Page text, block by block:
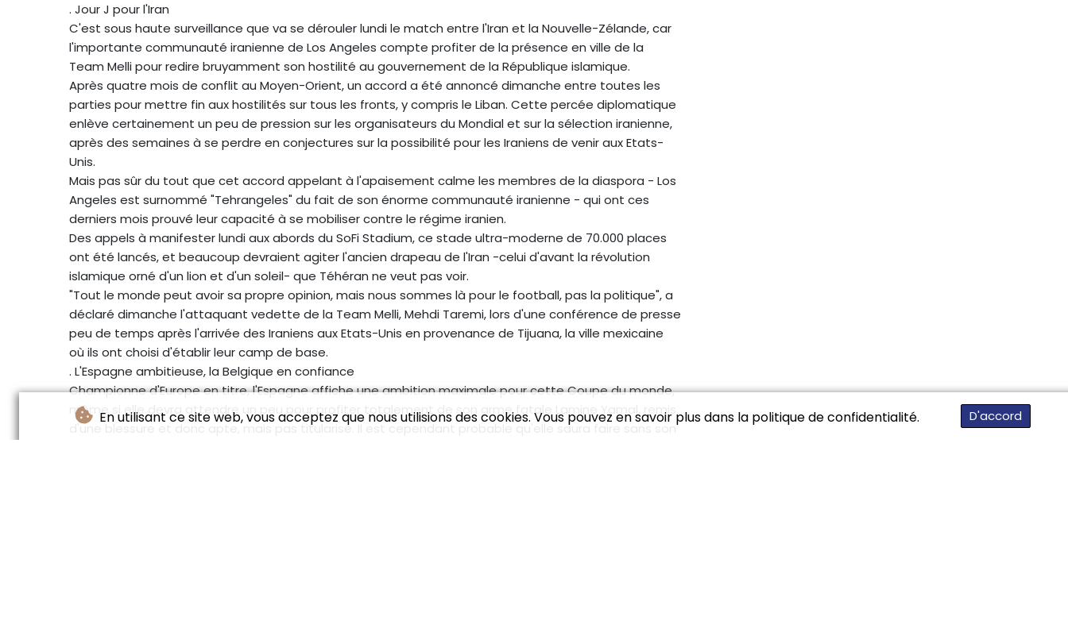
En utilisant ce site web, vous acceptez que nous utilisions des cookies. Vous pouvez en savoir plus dans la politique de confidentialité. D'accord
. Jour J pour l'Iran
C'est sous haute surveillance que va se dérouler lundi le match entre l'Iran et la Nouvelle-Zélande, car
l'importante communauté iranienne de Los Angeles compte profiter de la présence en ville de la
Team Melli pour redire bruyamment son hostilité au gouvernement de la République islamique.
Après quatre mois de conflit au Moyen-Orient, un accord a été annoncé dimanche entre toutes les
parties pour mettre fin aux hostilités sur tous les fronts, y compris le Liban. Cette percée diplomatique
enlève certainement un peu de pression sur les organisateurs du Mondial et sur la sélection iranienne,
après des semaines à se perdre en conjectures sur la possibilité pour les Iraniens de venir aux Etats-
Unis.
Mais pas sûr du tout que cet accord appelant à l'apaisement calme les membres de la diaspora - Los
Angeles est surnommé "Tehrangeles" du fait de son énorme communauté iranienne - qui ont ces
derniers mois prouvé leur capacité à se mobiliser contre le régime iranien.
Des appels à manifester lundi aux abords du SoFi Stadium, ce stade ultra-moderne de 70.000 places
ont été lancés, et beaucoup devraient agiter l'ancien drapeau de l'Iran -celui d'avant la révolution
islamique orné d'un lion et d'un soleil- que Téhéran ne veut pas voir.
"Tout le monde peut avoir sa propre opinion, mais nous sommes là pour le football, pas la politique", a
déclaré dimanche l'attaquant vedette de la Team Melli, Mehdi Taremi, lors d'une conférence de presse
peu de temps après l'arrivée des Iraniens aux Etats-Unis en provenance de Tijuana, la ville mexicaine
où ils ont choisi d'établir leur camp de base.
. L'Espagne ambitieuse, la Belgique en confiance
Championne d'Europe en titre, l'Espagne affiche une ambition maximale pour cette Coupe du monde,
même si elle devra attendre un peu pour profiter totalement de son arme fatale Lamine Yamal, remis
d'une blessure et donc apte, mais pas titularisé. Il est cependant probable qu'elle saura faire sans son